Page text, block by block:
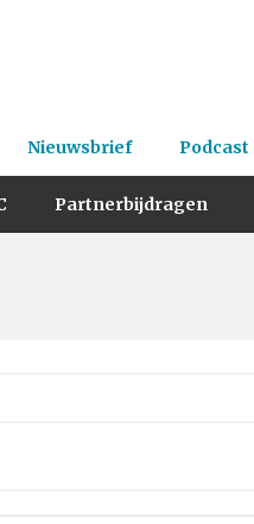
Nieuwsbrief Podcast
Partnerbijdragen